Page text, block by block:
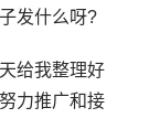
发什么呀?
给我整理好
力推广和接